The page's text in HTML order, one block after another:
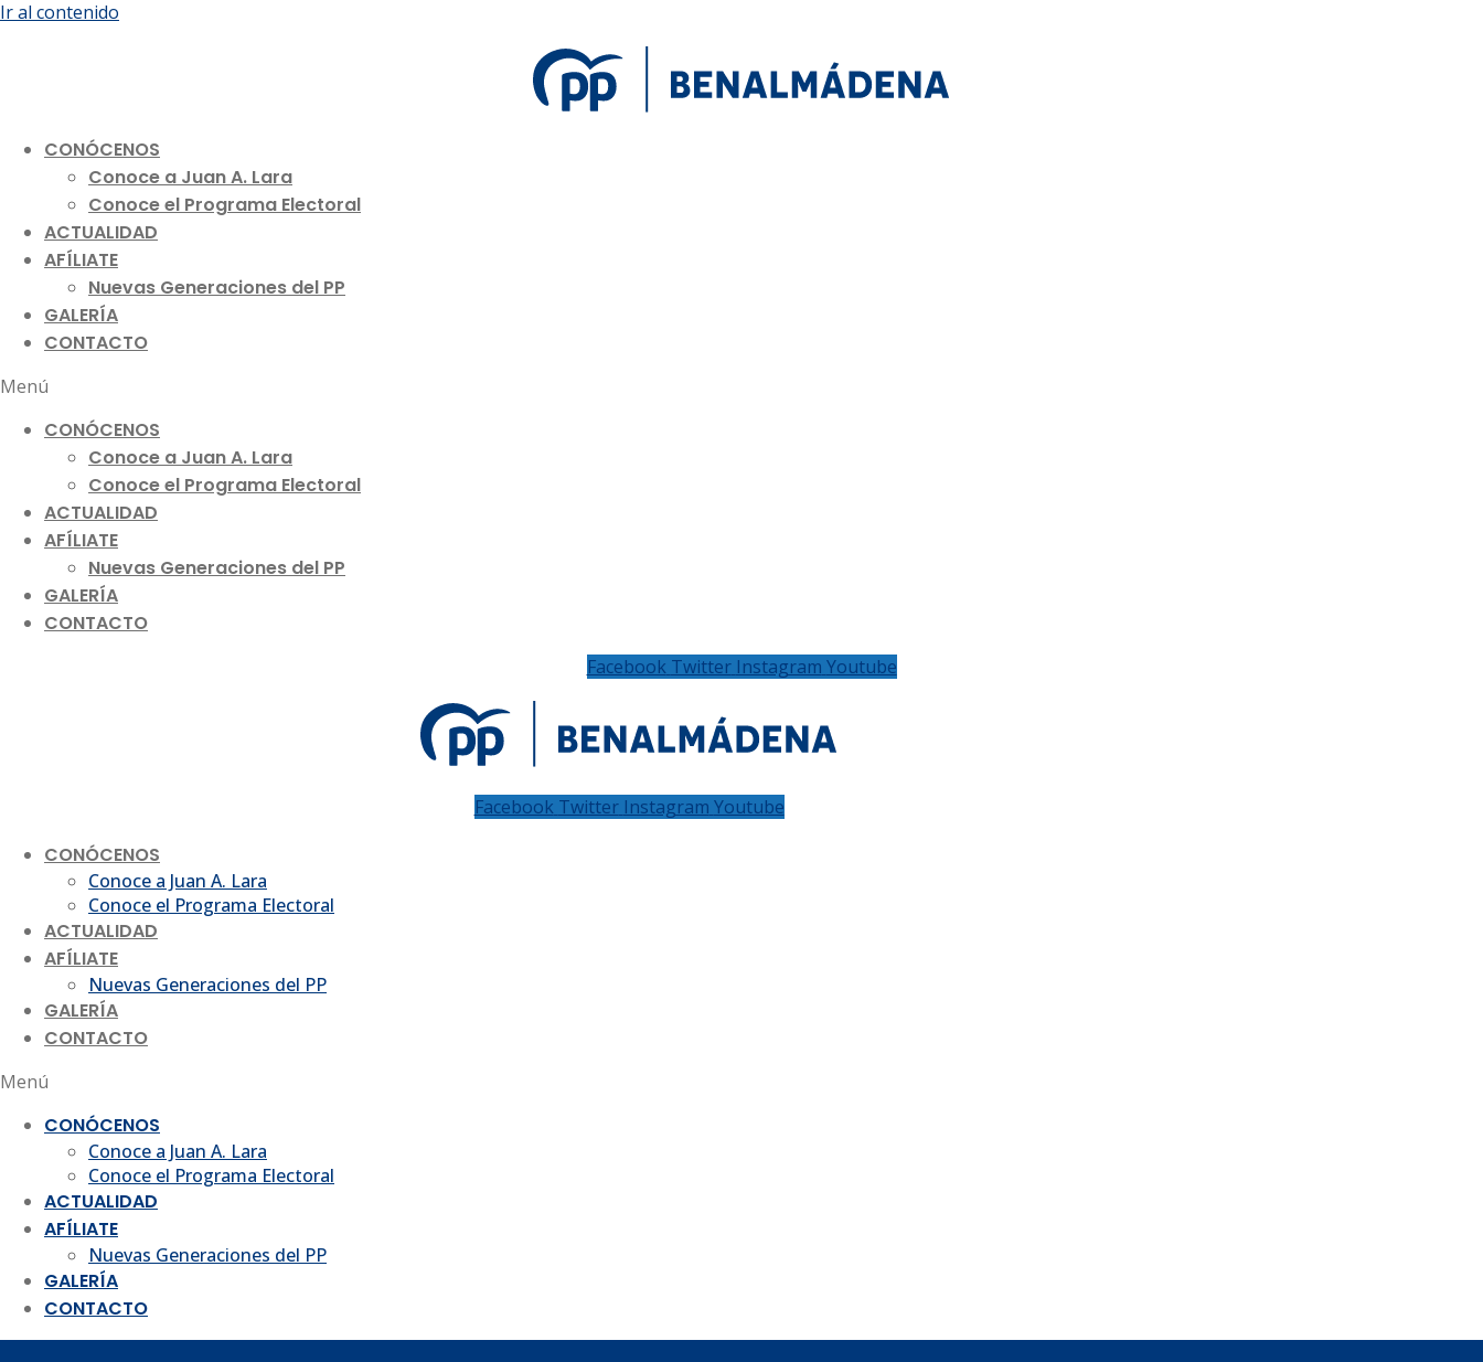
Ir al contenido
CONÓCENOS
Conoce a Juan A. Lara
Conoce el Programa Electoral
ACTUALIDAD
AFÍLIATE
Nuevas Generaciones del PP
GALERÍA
CONTACTO
Menú
CONÓCENOS
Conoce a Juan A. Lara
Conoce el Programa Electoral
ACTUALIDAD
AFÍLIATE
Nuevas Generaciones del PP
GALERÍA
CONTACTO
Facebook Twitter Instagram Youtube
Facebook Twitter Instagram Youtube
CONÓCENOS
Conoce a Juan A. Lara
Conoce el Programa Electoral
ACTUALIDAD
AFÍLIATE
Nuevas Generaciones del PP
GALERÍA
CONTACTO
Menú
CONÓCENOS
Conoce a Juan A. Lara
Conoce el Programa Electoral
ACTUALIDAD
AFÍLIATE
Nuevas Generaciones del PP
GALERÍA
CONTACTO